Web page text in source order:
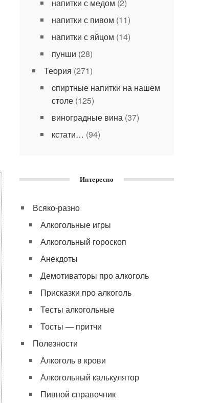
напитки с медом (2)
напитки с пивом (11)
напитки с яйцом (14)
пунши (28)
Теория (271)
cпиртные напитки на нашем
столе(125)
виноградные вина(37)
кстати… (94)
Интересно
Всяко-разно
Алкогольные игры
Алкогольный гороскоп
Анекдоты
Демотиваторы про алкоголь
Присказки про алкоголь
Тесты алкогольные
Тосты — притчи
Полезности
Алкоголь в крови
Алкогольный калькулятор
Пивной справочник